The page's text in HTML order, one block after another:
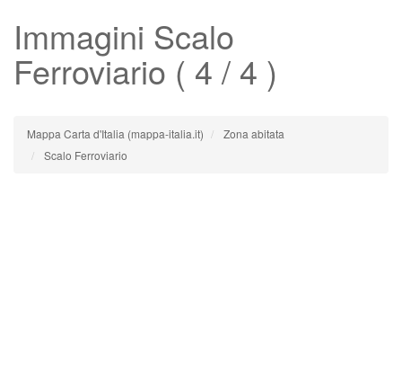
Immagini Scalo
Ferroviario ( 4 / 4 )
Mappa Carta d'Italia (mappa-italia.it)
Zona abitata
Scalo Ferroviario